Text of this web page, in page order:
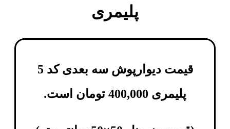
پلیمری
قیمت دیوارپوش سه بعدی کد 5
پلیمری 400,000 تومان است.